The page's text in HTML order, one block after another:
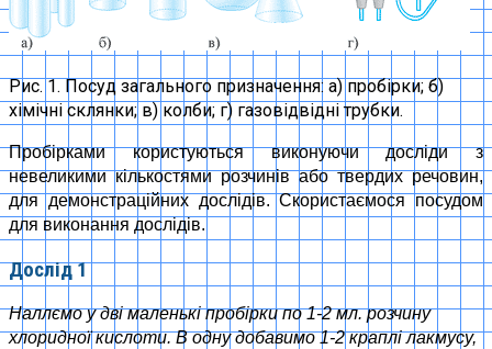
Рис. 1. Посуд загального призначення: а) пробірки; б)
хімічні склянки; в) колби; г) газовідвідні трубки.
Пробірками користуються виконуючи досліди з
невеликими кількостями розчинів або твердих речовин,
для демонстраційних дослідів. Скористаємося посудом
для виконання дослідів.
Дослід 1
Наллємо у дві маленькі пробірки по 1-2 мл. розчину
хлоридної кислоти. В одну добавимо 1-2 краплі лакмусу,